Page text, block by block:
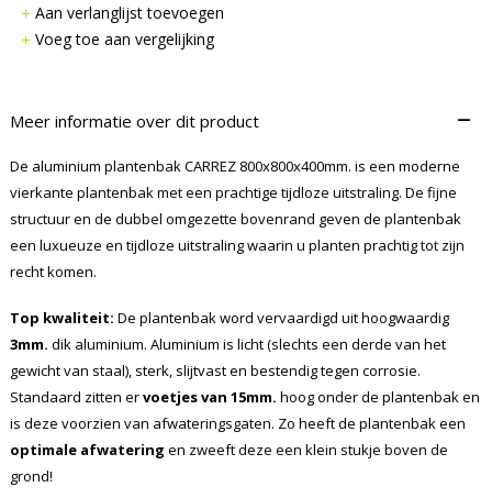
Aan verlanglijst toevoegen
Voeg toe aan vergelijking
Meer informatie over dit product –
De aluminium plantenbak CARREZ 800x800x400mm. is een moderne
vierkante plantenbak met een prachtige tijdloze uitstraling. De fijne
structuur en de dubbel omgezette bovenrand geven de plantenbak
een luxueuze en tijdloze uitstraling waarin u planten prachtig tot zijn
recht komen.
Top kwaliteit: De plantenbak word vervaardigd uit hoogwaardig
3mm. dik aluminium. Aluminium is licht (slechts een derde van het
gewicht van staal), sterk, slijtvast en bestendig tegen corrosie.
Standaard zitten ervoetjes van 15mm. hoog onder de plantenbak en
is deze voorzien van afwateringsgaten. Zo heeft de plantenbak een
optimale afwatering en zweeft deze een klein stukje boven de
grond!